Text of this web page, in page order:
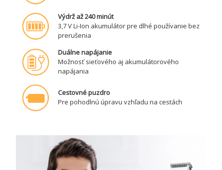
Výdrž až 240 minút
3,7 V Li-Ion akumulátor pre dlhé používanie bez
prerušenia
Duálne napájanie
Možnosť sieťového aj akumulátorového
napájania
Cestovné puzdro
Pre pohodlnú úpravu vzhľadu na cestách